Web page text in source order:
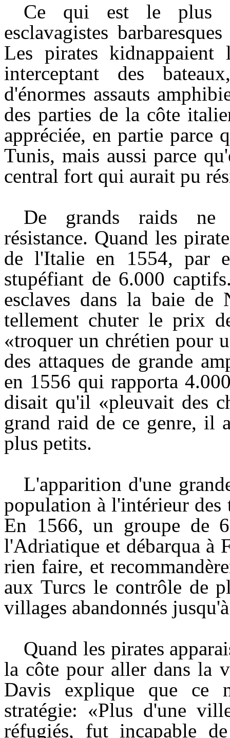
Ce qui est le plus
esclavagistes
Les pirates
interceptant des
d'énormes assauts
des parties de la côte
appréciée, en partie parce
Tunis, mais aussi parce
central fort qui aurait pu
De grands raids ne
résistance. Quand les
de l'Italie en 1554, par
stupéfiant de 6.000
esclaves dans la baie
tellement chuter le prix
«troquer un chrétien pour
des attaques de grande
en 1556 qui rapporta
disait qu'il «pleuvait des
grand raid de ce genre, il
plus petits.
L'apparition d'une
population à l'intérieur des
En 1566, un groupe de
l'Adriatique et débarqua à
rien faire, et
aux Turcs le contrôle de
villages abandonnés
Quand les pirates
la côte pour aller dans la
Davis explique que ce
stratégie: «Plus d'une
réfugiés, fut incapable